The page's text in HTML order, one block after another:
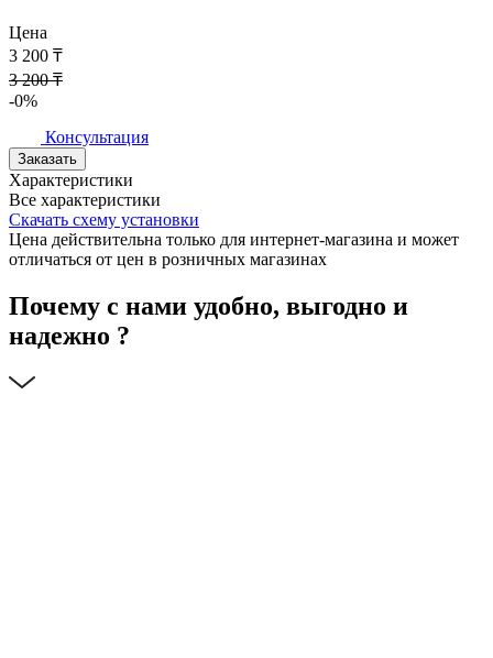
Цена
3 200 ₸
3 200 ₸
-0%
Консультация
Заказать
Характеристики
Все характеристики
Скачать схему установки
Цена действительна только для интернет-магазина и может
отличаться от цен в розничных магазинах
Почему с нами удобно, выгодно и
надежно ?